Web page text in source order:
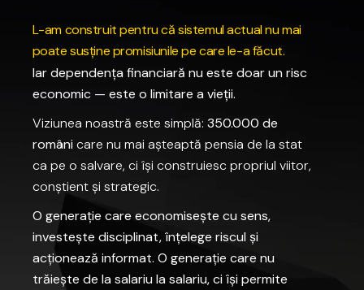
L-am construit pentrucăsistemul actual numai
poatesusținepromisiunile pecarele-afăcut.
Iar dependența financiară nu este doar un risc
economic — este o limitare a vieții.
Viziunea noastră este simplă: 350.000 de
români care nu mai așteaptă pensia de la stat
ca pe o salvare, ci își construiesc propriul viitor,
conștient și strategic.
O generație care economisește cu sens,
investește disciplinat, înțelege riscul și
acționează informat. O generație care nu
trăiește de la salariu la salariu, ci își permite